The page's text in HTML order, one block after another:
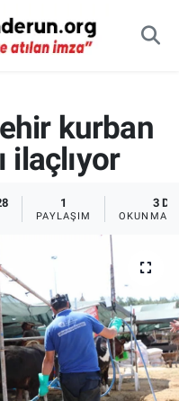
kurban
ilaçlıyor
1
PAYLAŞIM
3 DK
OKUNMA